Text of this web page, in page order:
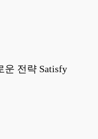
운 전략 Satisfy